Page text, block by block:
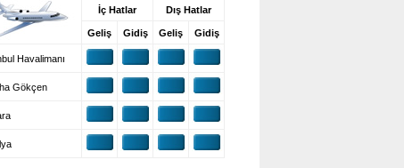
İç Hatlar Dış Hatlar
Geliş Gidiş Geliş Gidiş
Havalimanı
Gökçen